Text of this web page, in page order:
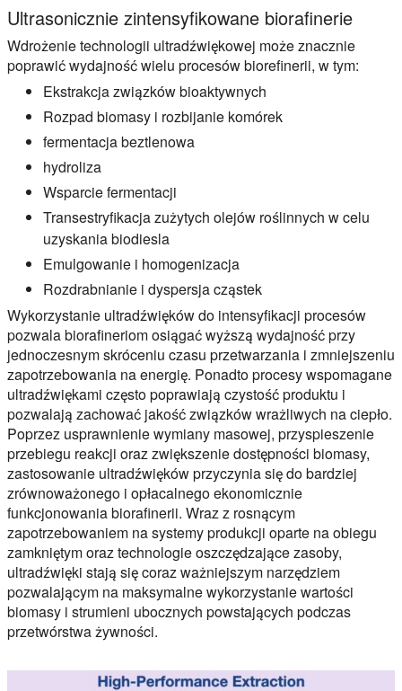
Ultrasonicznie zintensyfikowane biorafinerie
Wdrożenie technologii ultradźwiękowej może znacznie
poprawić wydajność wielu procesów biorefinerii, w tym:
Ekstrakcja związków bioaktywnych
Rozpad biomasy i rozbijanie komórek
fermentacja beztlenowa
hydroliza
Wsparcie fermentacji
Transestryfikacja zużytych olejów roślinnych w celu
uzyskania biodiesla
Emulgowanie i homogenizacja
Rozdrabnianie i dyspersja cząstek
Wykorzystanie ultradźwięków do intensyfikacji procesów
pozwala biorafineriom osiągać wyższą wydajność przy
jednoczesnym skróceniu czasu przetwarzania i zmniejszeniu
zapotrzebowania na energię. Ponadto procesy wspomagane
ultradźwiękami często poprawiają czystość produktu i
pozwalają zachować jakość związków wrażliwych na ciepło.
Poprzez usprawnienie wymiany masowej, przyspieszenie
przebiegu reakcji oraz zwiększenie dostępności biomasy,
zastosowanie ultradźwięków przyczynia się do bardziej
zrównoważonego i opłacalnego ekonomicznie
funkcjonowania biorafinerii. Wraz z rosnącym
zapotrzebowaniem na systemy produkcji oparte na obiegu
zamkniętym oraz technologie oszczędzające zasoby,
ultradźwięki stają się coraz ważniejszym narzędziem
pozwalającym na maksymalne wykorzystanie wartości
biomasy i strumieni ubocznych powstających podczas
przetwórstwa żywności.